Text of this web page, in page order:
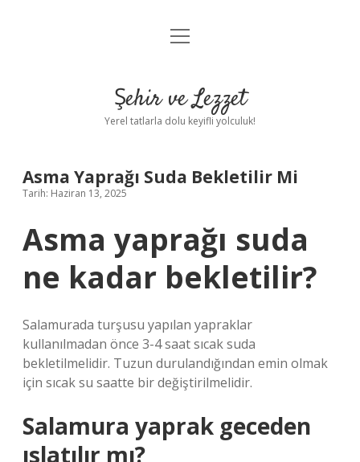
Anasayfa
Yasal Uyarı
menüyü
Şehir ve Lezzet
Yerel tatlarla dolu keyifli yolculuk!
Asma Yaprağı Suda Bekletilir Mi
Tarih: Haziran 13, 2025
Asma yaprağı suda
ne kadar bekletilir?
Salamurada turşusu yapılan yapraklar
kullanılmadan önce 3-4 saat sıcak suda
bekletilmelidir. Tuzun durulandığından emin olmak
için sıcak su saatte bir değiştirilmelidir.
Salamura yaprak geceden
ıslatılır mı?